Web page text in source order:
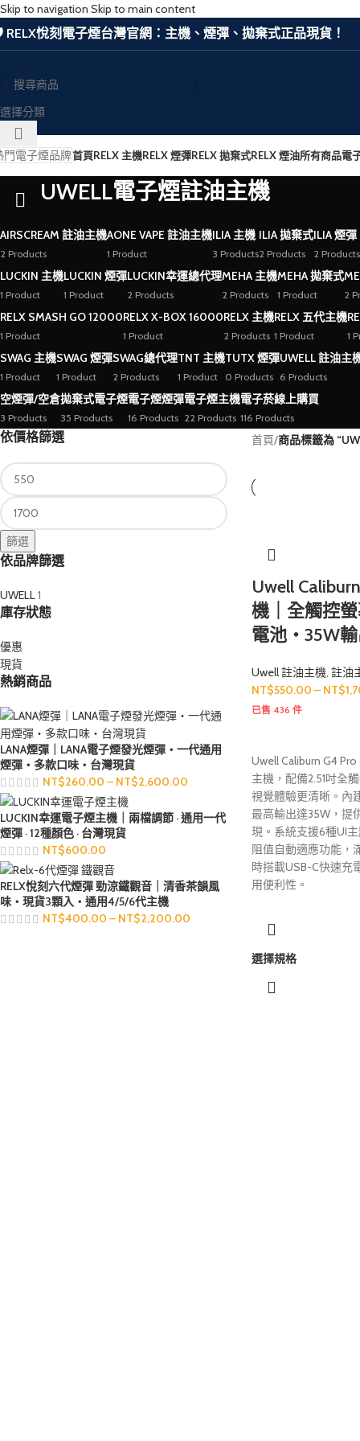
Skip to navigation Skip to main content
RELX悅刻電子煙台灣官網：主機、煙彈、拋棄式正品現貨！
選擇分類
門電子煙品牌首頁RELX 主機RELX 煙彈RELX 拋棄式RELX 煙油所有商品電
UWELL電子煙註油主機
AIRSCREAM 註油主機
2 Products
AONE VAPE 註油主機
1 Product
ILIA 主機
3 Products
ILIA 拋棄式
2 Products
ILIA 煙彈
2 Products
LUCKIN 主機
1 Product
LUCKIN 煙彈
1 Product
LUCKIN幸運總代理
2 Products
MEHA 主機
2 Products
MEHA 拋棄式
1 Product 2
RELX SMASH GO 12000
1 Product
RELX X-BOX 16000
1 Product
RELX 主機
2 Products
RELX 五代主機
1 Product 1
SWAG 主機
1 Product
SWAG 煙彈
1 Product
SWAG總代理
2 Products
TNT 主機
1 Product
TUTX 煙彈
0 Products
UWELL 註油主
6 Products
空煙彈/空倉
3 Products
拋棄式電子煙
35 Products
電子煙煙彈
16 Products
電子煙主機
22 Products
電子菸線上購買
116 Products
依價格篩選
篩選
依品牌篩選
UWELL1
庫存狀態
優惠
現貨
熱銷商品
LANA煙彈｜LANA電子煙發光煙彈・一代通用
煙彈・多款口味・台灣現貨
NT$260.00 – NT$2,600.00
LUCKIN幸運電子煙主機｜兩檔調節 · 通用一代
煙彈 · 12種顏色 · 台灣現貨
NT$600.00
RELX悅刻六代煙彈 勁涼鐵觀音｜清香茶韻風
味・現貨3顆入・通用4/5/6代主機
NT$400.00 – NT$2,200.00
首頁/商品標籤為
Uwell
機｜全觸控
電池・35W
Uwell 註油主機, 註油
NT$550.00 – NT$
已售 436 件
Uwell Caliburn G4
主機，配備2.51吋全
視覺體驗更清晰。內
最高輸出達35W，提
現。系統支援6種UI
阻值自動適應功能，
時搭載USB-C快速充
用便利性。
選擇規格